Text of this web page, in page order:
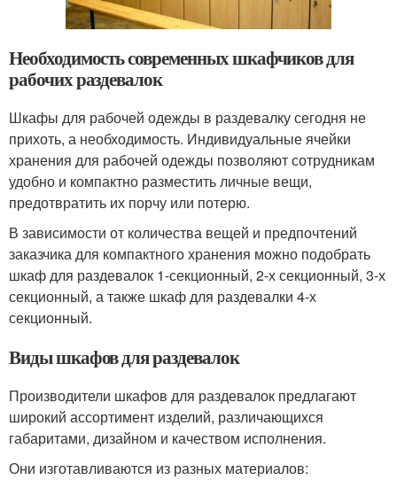
Необходимость современных шкафчиков для
рабочих раздевалок
Шкафы для рабочей одежды в раздевалку сегодня не
прихоть, а необходимость. Индивидуальные ячейки
хранения для рабочей одежды позволяют сотрудникам
удобно и компактно разместить личные вещи,
предотвратить их порчу или потерю.
В зависимости от количества вещей и предпочтений
заказчика для компактного хранения можно подобрать
шкаф для раздевалок 1-секционный, 2-х секционный, 3-х
секционный, а также шкаф для раздевалки 4-х
секционный.
Виды шкафов для раздевалок
Производители шкафов для раздевалок предлагают
широкий ассортимент изделий, различающихся
габаритами, дизайном и качеством исполнения.
Они изготавливаются из разных материалов: